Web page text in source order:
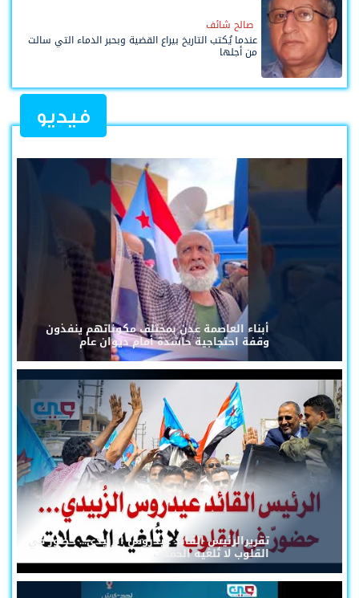
صالح شائف
عندما يُكتب التاريخ بيراع القضية وبحبر الدماء التي سالت
من أجلها
فيديو
أبناء العاصمة عدن بمختلف مكوناتهم ينفذون
وقفة احتجاجية حاشدة أمام ديوان عام
تقريرالرئيس القائد عيدروس الزُبيدي... حضورٌ في
القلوب لا تُلغيه الحملات